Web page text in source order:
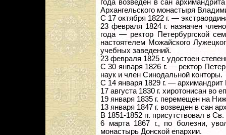
года возведен в сан
Архангельского монастыря
С 17 октября 1822 г. —
23 февраля 1824 г. назначен
года — ректор Петербургской
настоятелем Можайского
учебных заведений.
23 февраля 1825 г. удостоен
С 30 января 1826 г. — ректор
наук и член Синодальной конторы.
С 14 января 1829 г. — архимандрит
17 августа 1830 г. хиротонисан во
19 января 1835 г. перемещен на
13 января 1847 г. возведен в сан
В 1851-1852 гг. присутствовал в
6 марта 1867 г., по болезни,
монастырь Донской епархии.